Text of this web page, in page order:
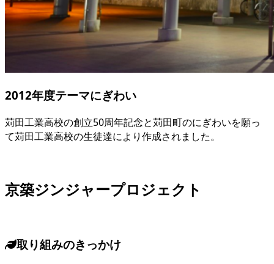
2012年度テーマにぎわい
苅田工業高校の創立50周年記念と苅田町のにぎわいを願っ
て苅田工業高校の生徒達により作成されました。
京築ジンジャープロジェクト
取り組みのきっかけ